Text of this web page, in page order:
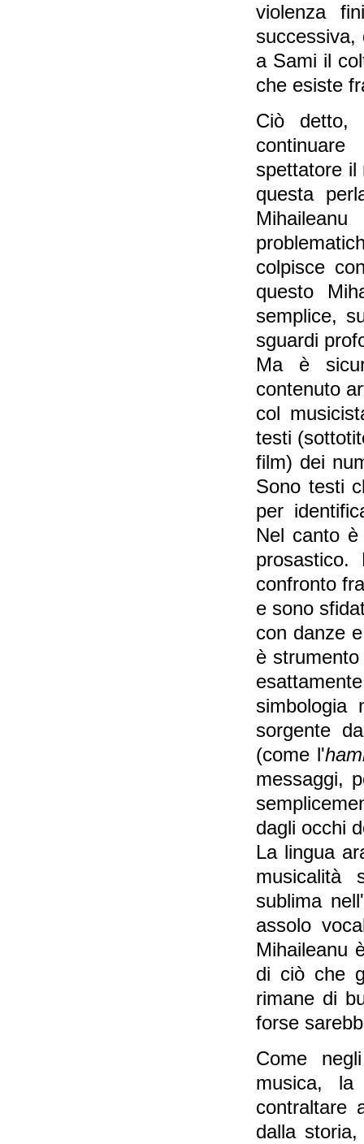
violenza
successiva,
a Sami il
che esiste
Ciò detto,
spettatore il
questa
colpisce
questo
semplice,
sguardi
Ma è
contenuto
col
testi
film) dei
Sono testi
per
Nel canto
confronto
e sono
con danze
è
sorgente
(come l'
messaggi,
dagli occhi
La lingua
musicalità
sublima
assolo
Mihaileanu
di ciò che
rimane di
forse
Come
musica,
contraltare
dalla